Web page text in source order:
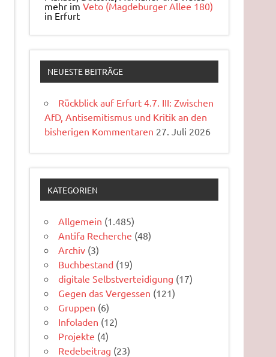
mehr imVeto (Magdeburger Allee 180)
in Erfurt
NEUESTE BEITRÄGE
Rückblick auf Erfurt 4.7. III: Zwischen
AfD, Antisemitismus und Kritik an den
bisherigen Kommentaren 27. Juli 2026
KATEGORIEN
Allgemein (1.485)
Antifa Recherche (48)
Archiv (3)
Buchbestand (19)
digitale Selbstverteidigung (17)
Gegen das Vergessen (121)
Gruppen (6)
Infoladen (12)
Projekte (4)
Redebeitrag (23)